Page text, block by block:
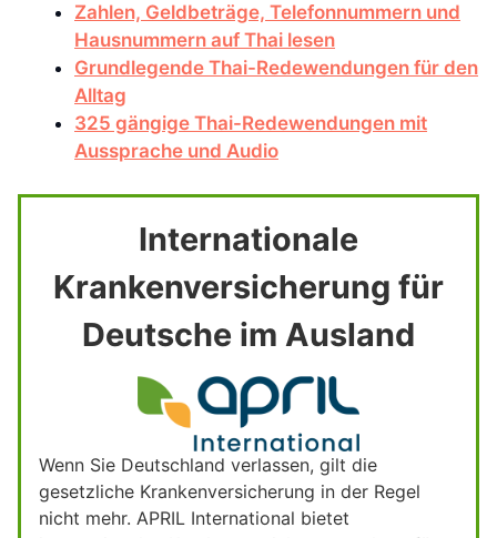
Zahlen, Geldbeträge, Telefonnummern und
Hausnummern auf Thai lesen
Grundlegende Thai-Redewendungen für den
Alltag
325 gängige Thai-Redewendungen mit
Aussprache und Audio
Internationale
Krankenversicherung für
Deutsche im Ausland
Wenn Sie Deutschland verlassen, gilt die
gesetzliche Krankenversicherung in der Regel
nicht mehr. APRIL International bietet